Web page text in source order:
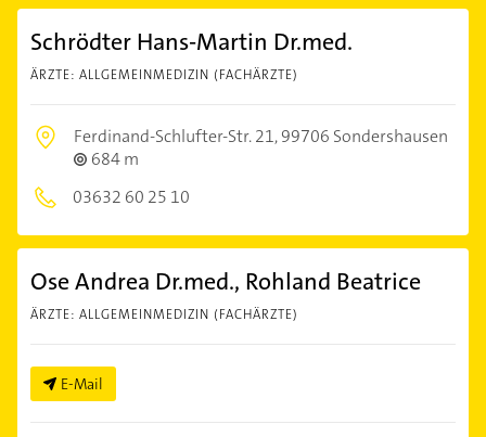
Schrödter Hans-Martin Dr.med.
ÄRZTE: ALLGEMEINMEDIZIN (FACHÄRZTE)
Ferdinand-Schlufter-Str. 21,99706 Sondershausen
684 m
03632 60 25 10
Ose Andrea Dr.med., Rohland Beatrice
ÄRZTE: ALLGEMEINMEDIZIN (FACHÄRZTE)
E-Mail